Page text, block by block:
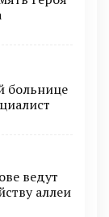
больнице
ведут
аллеи